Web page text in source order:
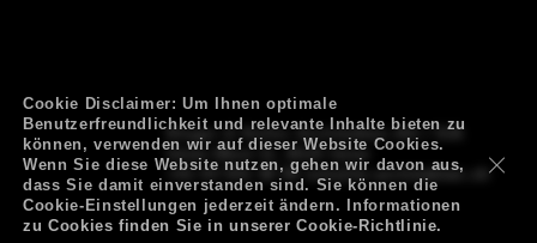
Kleger & Koller Architekten AG / SIA
Uster-West 11,8610 Uster
+41 43 541 30 94 info@kr-architekten.ch
Cookie Disclaimer: Um Ihnen optimale
Benutzerfreundlichkeit und relevante Inhalte bieten zu
können, verwenden wir auf dieser Website Cookies.
Wenn Sie diese Website nutzen, gehen wir davon aus,
dass Sie damit einverstanden sind. Sie können die
Cookie-Einstellungen jederzeit ändern. Informationen
zu Cookies finden Sie in unserer Cookie-Richtlinie.